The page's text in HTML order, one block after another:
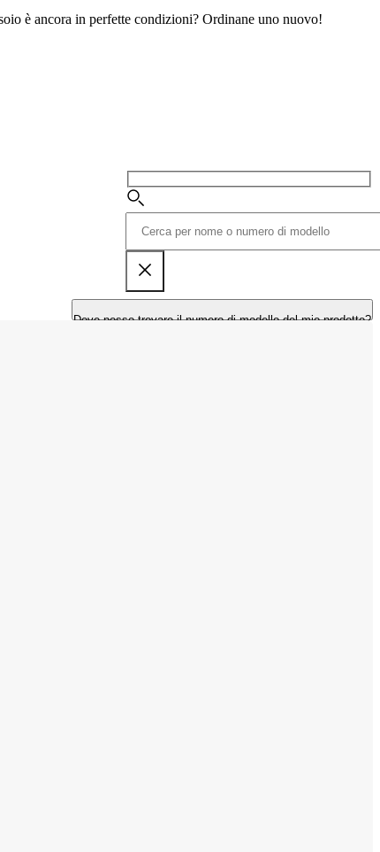
è ancora in perfette condizioni? Ordinane uno nuovo!
Dove posso trovare il numero di modello del mio prodotto?